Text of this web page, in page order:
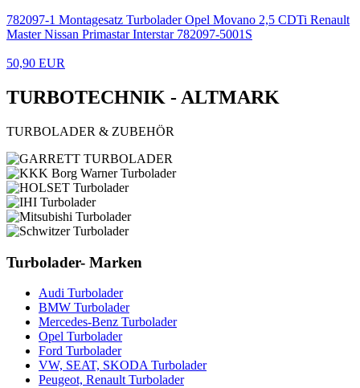
782097-1 Montagesatz Turbolader Opel Movano 2,5 CDTi Renault
Master Nissan Primastar Interstar 782097-5001S
50,90 EUR
TURBOTECHNIK - ALTMARK
TURBOLADER & ZUBEHÖR
Turbolader- Marken
Audi Turbolader
BMW Turbolader
Mercedes-Benz Turbolader
Opel Turbolader
Ford Turbolader
VW, SEAT, SKODA Turbolader
Peugeot, Renault Turbolader